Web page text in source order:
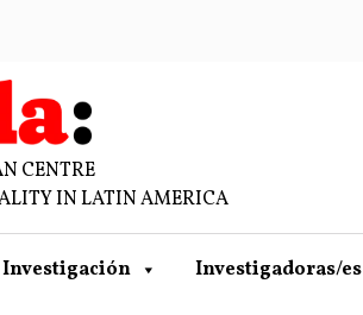
CENTRE
IN LATIN AMERICA
Investigación Investigadoras/es